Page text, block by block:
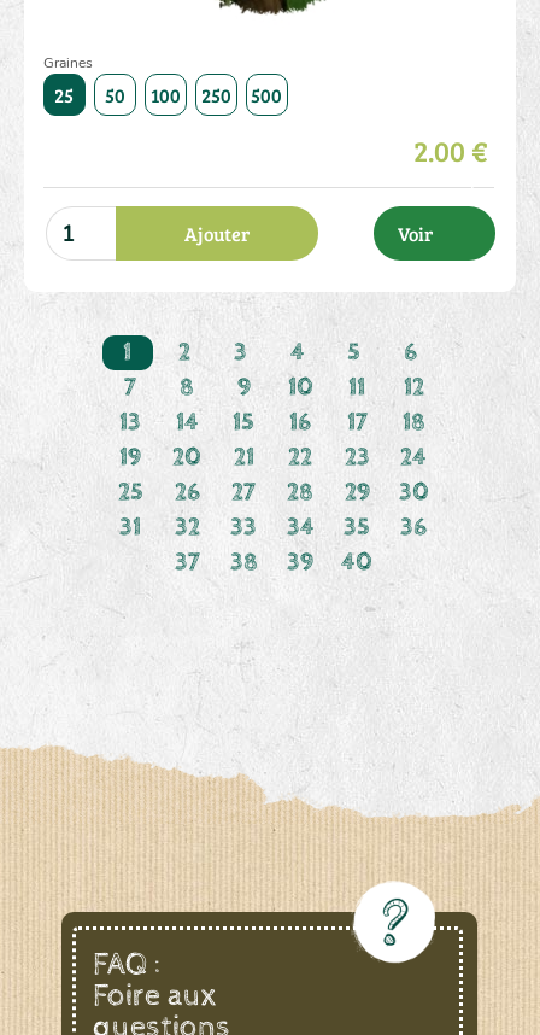
Graines
25 50 100 250 500
2.00 €
Ajouter Voir
1 2 3 4 5
6
7
8 9 10 11
12
13
14 15 16 17
18
19
20 21 22 23
24
25
26 27 28 29
30
31
32 33 34 35
36
37
38 39 40
FAQ :
Foire aux
questions